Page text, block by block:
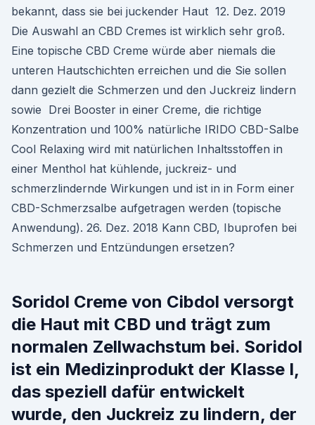
bekannt, dass sie bei juckender Haut 12. Dez. 2019
Die Auswahl an CBD Cremes ist wirklich sehr groß.
Eine topische CBD Creme würde aber niemals die
unteren Hautschichten erreichen und die Sie sollen
dann gezielt die Schmerzen und den Juckreiz lindern
sowie Drei Booster in einer Creme, die richtige
Konzentration und 100% natürliche IRIDO CBD-Salbe
Cool Relaxing wird mit natürlichen Inhaltsstoffen in
einer Menthol hat kühlende, juckreiz- und
schmerzlindernde Wirkungen und ist in in Form einer
CBD-Schmerzsalbe aufgetragen werden (topische
Anwendung). 26. Dez. 2018 Kann CBD, Ibuprofen bei
Schmerzen und Entzündungen ersetzen?
Soridol Creme von Cibdol versorgt
die Haut mit CBD und trägt zum
normalen Zellwachstum bei. Soridol
ist ein Medizinprodukt der Klasse I,
das speziell dafür entwickelt
wurde, den Juckreiz zu lindern, der